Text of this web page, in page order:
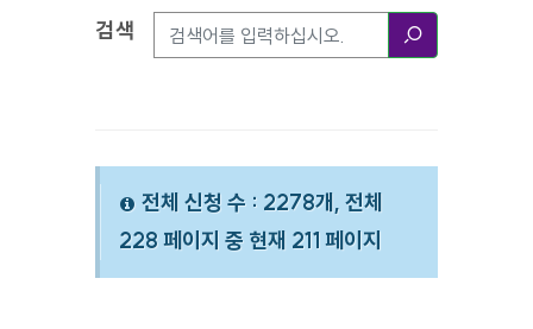
검색옵션
검색
전체 신청 수 : 2278개, 전체
228 페이지 중 현재 211 페이지